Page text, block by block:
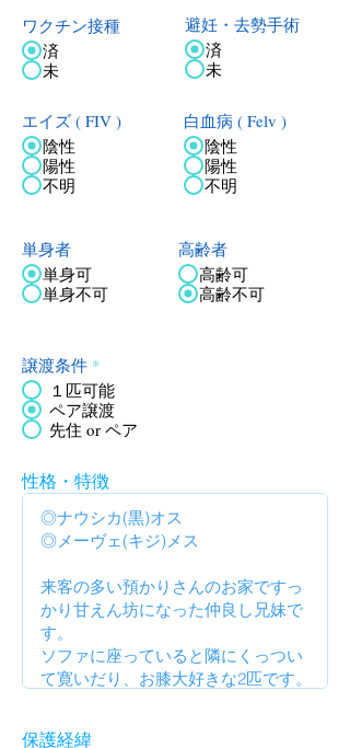
ワクチン接種
済
未
エイズ ( FIV )
陰性
陽性
不明
避妊・去勢手術
済
未
白血病 ( Felv )
陰性
陽性
不明
単身者
単身可
単身不可
高齢者
高齢可
高齢不可
譲渡条件 *
１匹可能
ペア譲渡
先住 or ペア
性格・特徴
保護経緯